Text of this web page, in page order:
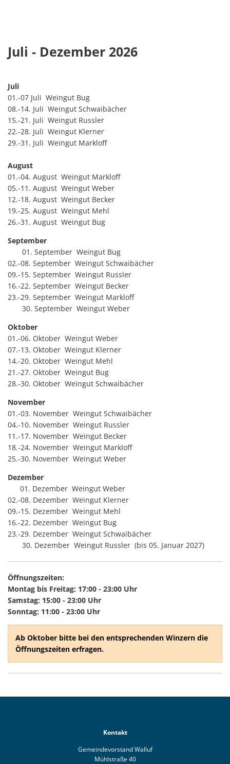
Juli - Dezember 2026
Juli
01.-07 Juli Weingut Bug
08.-14. Juli Weingut Schwaibächer
15.-21. Juli Weingut Russler
22.-28. Juli Weingut Klerner
29.-31. Juli Weingut Markloff
August
01.-04. August Weingut Markloff
05.-11. August Weingut Weber
12.-18. August Weingut Becker
19.-25. August Weingut Mehl
26.-31. August Weingut Bug
September
01. September Weingut Bug
02.-08. September Weingut Schwaibächer
09.-15. September Weingut Russler
16.-22. September Weingut Becker
23.-29. September Weingut Markloff
30. September Weingut Weber
Oktober
01.-06. Oktober Weingut Weber
07.-13. Oktober Weingut Klerner
14.-20. Oktober Weingut Mehl
21.-27. Oktober Weingut Bug
28.-30. Oktober Weingut Schwaibächer
November
01.-03. November Weingut Schwaibächer
04.-10. November Weingut Russler
11.-17. November Weingut Becker
18.-24. November Weingut Markloff
25.-30. November Weingut Weber
Dezember
01. Dezember Weingut Weber
02.-08. Dezember Weingut Klerner
09.-15. Dezember Weingut Mehl
16.-22. Dezember Weingut Bug
23.-29. Dezember Weingut Schwaibächer
30. Dezember Weingut Russler (bis 05. Januar 2027)
Öffnungszeiten:
Montag bis Freitag: 17:00 - 23:00 Uhr
Samstag: 15:00 - 23:00 Uhr
Sonntag: 11:00 - 23:00 Uhr
Ab Oktober bitte bei den entsprechenden Winzern die
Öffnungszeiten erfragen.
Kontakt
Gemeindevorstand Walluf
Mühlstraße 40